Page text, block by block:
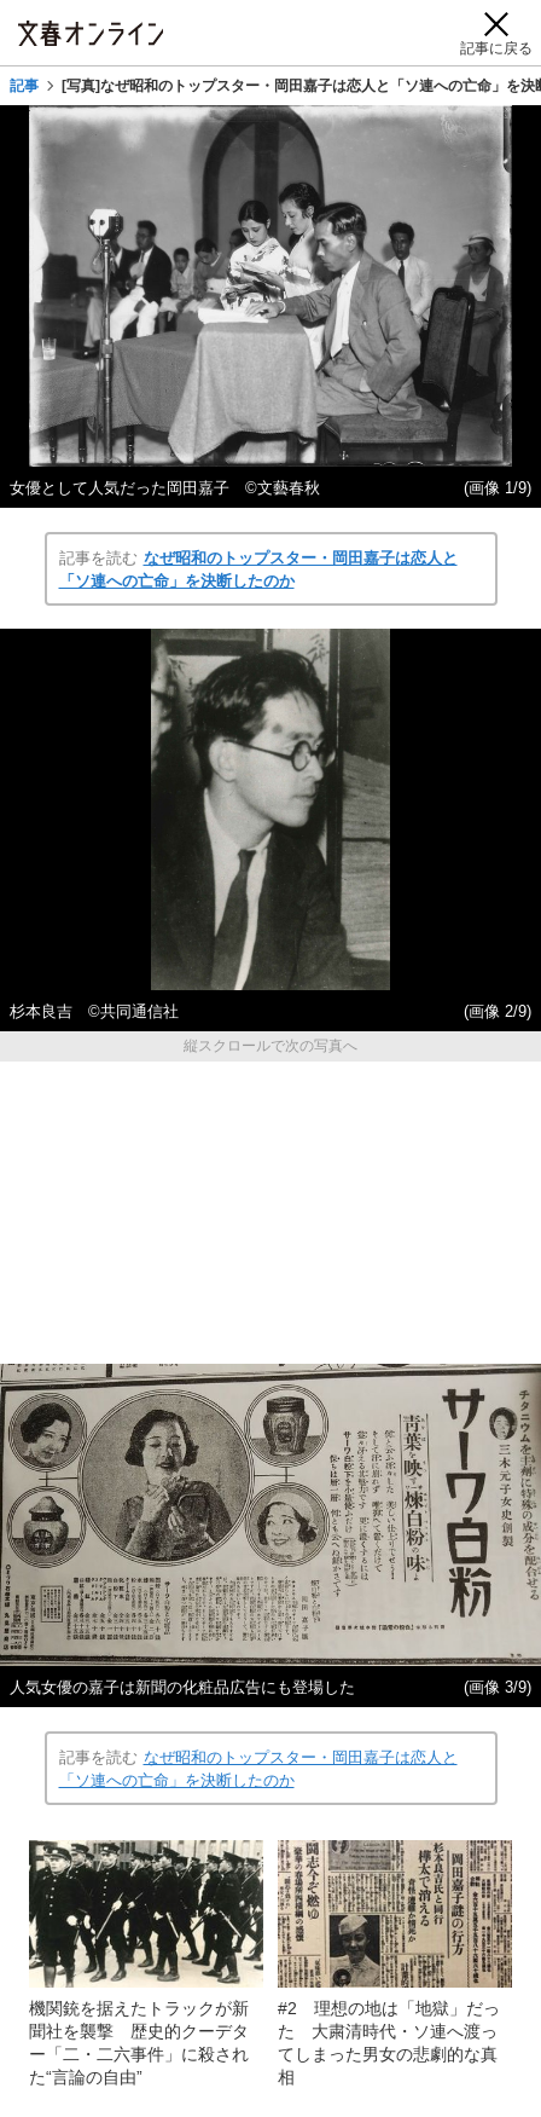
記事に戻る
記事 [写真]なぜ昭和のトップスター・岡田嘉子は恋人と「ソ連への亡命」を決
女優として人気だった岡田嘉子 ©文藝春秋 (画像 1/9)
記事を読む なぜ昭和のトップスター・岡田嘉子は恋人と
「ソ連への亡命」を決断したのか
杉本良吉 ©共同通信社
(画像 2/9)
縦スクロールで次の写真へ
人気女優の嘉子は新聞の化粧品広告にも登場した (画像 3/9)
記事を読む なぜ昭和のトップスター・岡田嘉子は恋人と
「ソ連への亡命」を決断したのか
機関銃を据えたトラックが新
聞社を襲撃 歴史的クーデタ
ー「二・二六事件」に殺され
た“言論の自由”
#2 理想の地は「地獄」だっ
た 大粛清時代・ソ連へ渡っ
てしまった男女の悲劇的な真
相